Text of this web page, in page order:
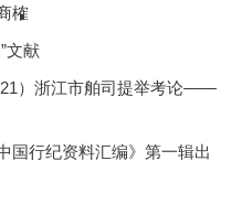
榷
文献
）浙江市舶司提举考论——
国行纪资料汇编》第一辑出